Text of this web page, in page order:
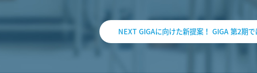
NEXT GIGAに向けた新提案！ GIGA 第2期